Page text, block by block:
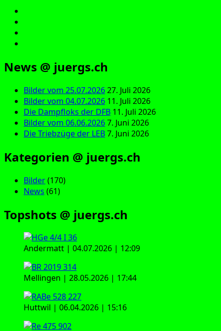
News @ juergs.ch
Bilder vom 25.07.202627. Juli 2026
Bilder vom 04.07.2026 11. Juli 2026
Die Dampfloks der DFB 11. Juli 2026
Bilder vom 06.06.20267. Juni 2026
Die Triebzüge der LEB7. Juni 2026
Kategorien @ juergs.ch
Bilder(170)
News (61)
Topshots @ juergs.ch
Andermatt | 04.07.2026 | 12:09
Mellingen | 28.05.2026 | 17:44
Huttwil | 06.04.2026 | 15:16